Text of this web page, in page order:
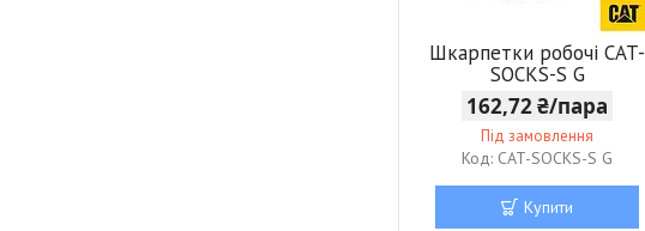
Шкарпетки робочі CAT-
SOCKS-S G
162,72 ₴/пара
Під замовлення
CAT-SOCKS-S G
Купити